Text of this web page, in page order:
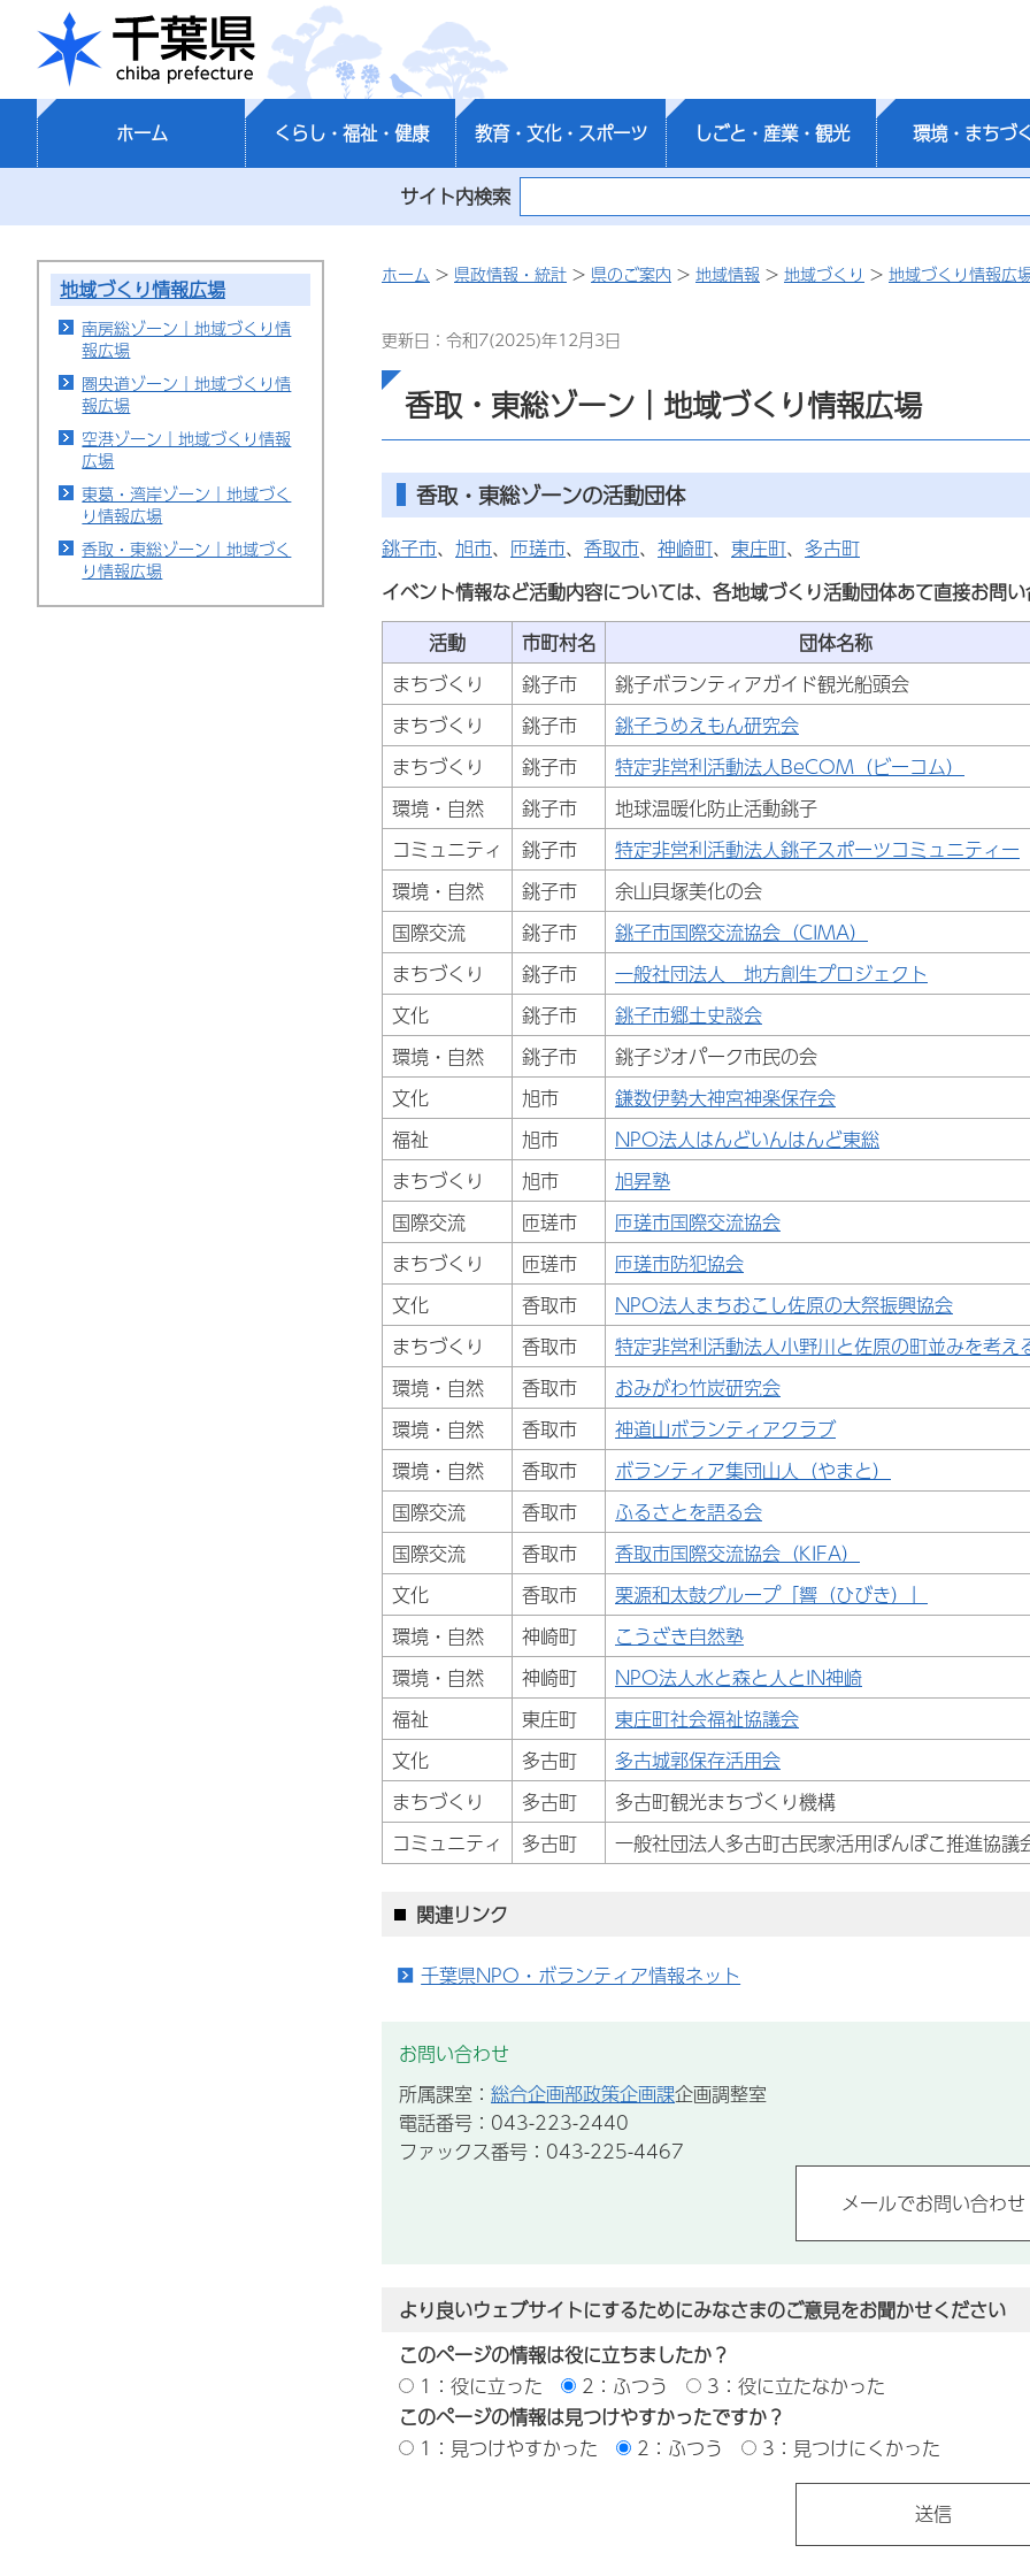
千葉県
ホーム くらし・福祉・健康 教育・文化・スポーツ しごと・産業・観光 環境・まちづ
サイト内検索
地域づくり情報広場
南房総ゾーン｜地域づくり情
報広場
圏央道ゾーン｜地域づくり情
報広場
空港ゾーン｜地域づくり情報
広場
東葛・湾岸ゾーン｜地域づく
り情報広場
香取・東総ゾーン｜地域づく
り情報広場
ホーム > 県政情報・統計 > 県のご案内 > 地域情報 > 地域づくり > 地域づくり情報広
更新日：令和7(2025)年12月3日
香取・東総ゾーン｜地域づくり情報広場
香取・東総ゾーンの活動団体
銚子市、 旭市、 匝瑳市、 香取市、 神崎町、 東庄町、 多古町
イベント情報など活動内容については、各地域づくり活動団体あて直接お問
活動
市町村名
団体名称
まちづくり
銚子市
銚子ボランティアガイド観光船頭会
まちづくり
銚子市
銚子うめえもん研究会
まちづくり
銚子市
特定非営利活動法人BeCOM（ビーコム）
環境・自然
銚子市
地球温暖化防止活動銚子
コミュニティ
銚子市
特定非営利活動法人銚子スポーツコミュニティー
環境・自然
銚子市
余山貝塚美化の会
国際交流
銚子市
銚子市国際交流協会（CIMA）
まちづくり
銚子市
一般社団法人 地方創生プロジェクト
文化
銚子市
銚子市郷土史談会
環境・自然
銚子市
銚子ジオパーク市民の会
文化
旭市
鎌数伊勢大神宮神楽保存会
福祉
旭市
NPO法人はんどいんはんど東総
まちづくり
旭市
旭昇塾
国際交流
匝瑳市
匝瑳市国際交流協会
まちづくり
匝瑳市
匝瑳市防犯協会
文化
香取市
NPO法人まちおこし佐原の大祭振興協会
まちづくり
香取市
特定非営利活動法人小野川と佐原の町並みを考え
環境・自然
香取市
おみがわ竹炭研究会
環境・自然
香取市
神道山ボランティアクラブ
環境・自然
香取市
ボランティア集団山人（やまと）
国際交流
香取市
ふるさとを語る会
国際交流
香取市
香取市国際交流協会（KIFA）
文化
香取市
栗源和太鼓グループ「響（ひびき）」
環境・自然
神崎町
こうざき自然塾
環境・自然
神崎町
NPO法人水と森と人とIN神崎
福祉
東庄町
東庄町社会福祉協議会
文化
多古町
多古城郭保存活用会
まちづくり
多古町
多古町観光まちづくり機構
コミュニティ
多古町 一般社団法人多古町古民家活用ぽんぽこ推進協議
関連リンク
千葉県NPO・ボランティア情報ネット
お問い合わせ
所属課室： 総合企画部政策企画課企画調整室
電話番号：043-223-2440
ファックス番号：043-225-4467
より良いウェブサイトにするためにみなさまのご意見をお聞かせください
このページの情報は役に立ちましたか？
1：役に立った
2：ふつう
3：役に立たなかった
このページの情報は見つけやすかったですか？
1：見つけやすかった
2：ふつう 3：見つけにくかった